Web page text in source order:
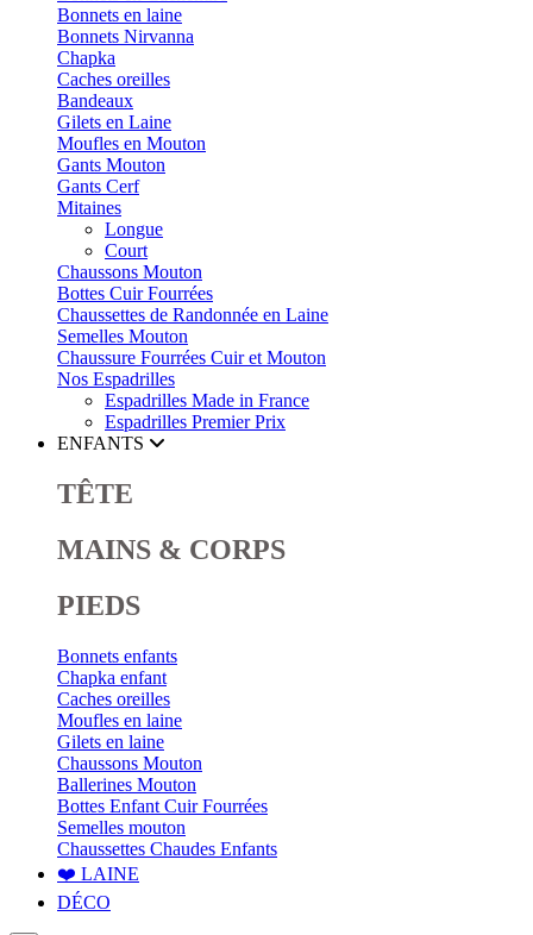
Bonnets en laine
Bonnets Nirvanna
Chapka
Caches oreilles
Bandeaux
Gilets en Laine
Moufles en Mouton
Gants Mouton
Gants Cerf
Mitaines
Longue
Court
Chaussons Mouton
Bottes Cuir Fourrées
Chaussettes de Randonnée en Laine
Semelles Mouton
Chaussure Fourrées Cuir et Mouton
Nos Espadrilles
Espadrilles Made in France
Espadrilles Premier Prix
ENFANTS
TÊTE
MAINS & CORPS
PIEDS
Bonnets enfants
Chapka enfant
Caches oreilles
Moufles en laine
Gilets en laine
Chaussons Mouton
Ballerines Mouton
Bottes Enfant Cuir Fourrées
Semelles mouton
Chaussettes Chaudes Enfants
❤️ LAINE
DÉCO